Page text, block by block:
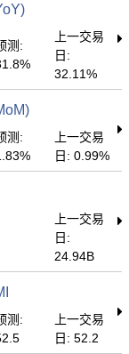
测:
上一交易
日:
32.11%
测:
上一交易
日: 0.99%
上一交易
日:
24.94B
测:
上一交易
日: 52.2